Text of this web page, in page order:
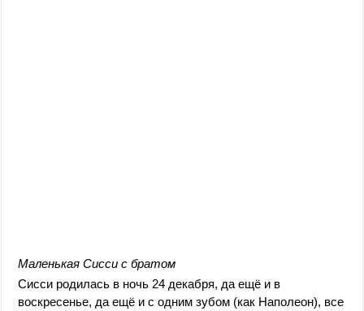
Маленькая Сисси с братом
Сисси родилась в ночь 24 декабря, да ещё и в
воскресенье, да ещё и с одним зубом (как Наполеон), все